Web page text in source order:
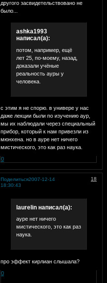
другого засвидетельствовано не
было...
ashka1993
написал(а):
потом, например, ещё
лет 25, по-моему, назад,
доказали учёные
реальность ауры у
человека.
с этим я не спорю. в универе у нас
даже лекции были по изучению аур,
мы их наблюдали через специальный
прибор, который к нам привезли из
мюнхена. но в ауре нет ничего
мистического, это как раз наука.
0
Поделиться 18
2007-12-14
18:30:43
laurelin написал(а):
ауре нет ничего
мистического, это как раз
наука.
про эффект кирлиан слышала?
0